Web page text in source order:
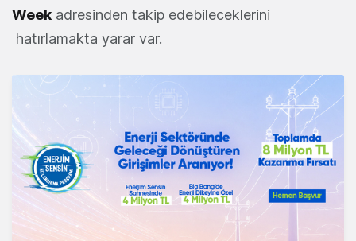
Week adresinden takip edebileceklerini
hatırlamakta yarar var.